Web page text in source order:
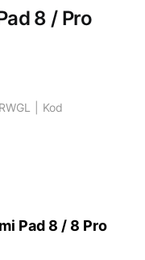
8 / Pro
| Kod
Pad 8 / 8 Pro